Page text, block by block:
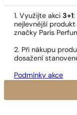
1. Využijte akci 3+1:
nejlevnější
značky Paris
2. Při nákupu
dosažení
Podmínky akce